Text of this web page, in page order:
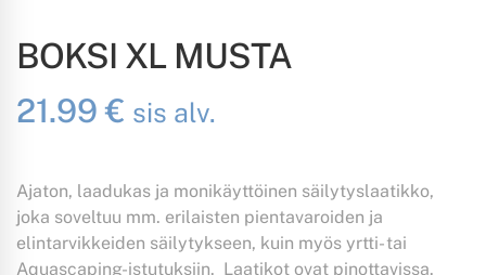
BOKSI XL MUSTA
21.99€ sis alv.
Ajaton, laadukas ja monikäyttöinen säilytyslaatikko,
joka soveltuu mm. erilaisten pientavaroiden ja
elintarvikkeiden säilytykseen, kuin myös yrtti- tai
Aquascaping-istutuksiin. Laatikot ovat pinottavissa.